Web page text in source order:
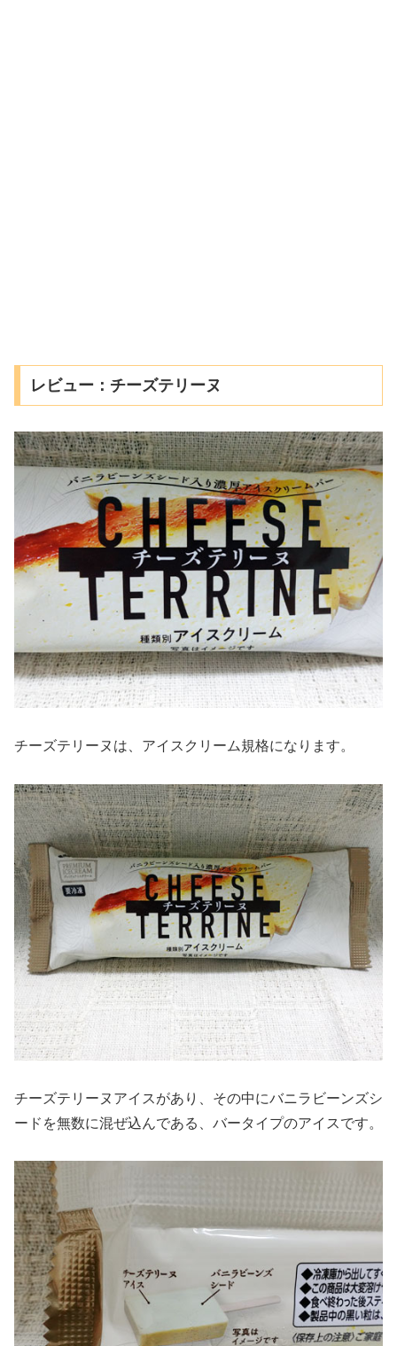
レビュー：チーズテリーヌ
チーズテリーヌは、アイスクリーム規格になります。
チーズテリーヌアイスがあり、その中にバニラビーンズシ
ードを無数に混ぜ込んである、バータイプのアイスです。